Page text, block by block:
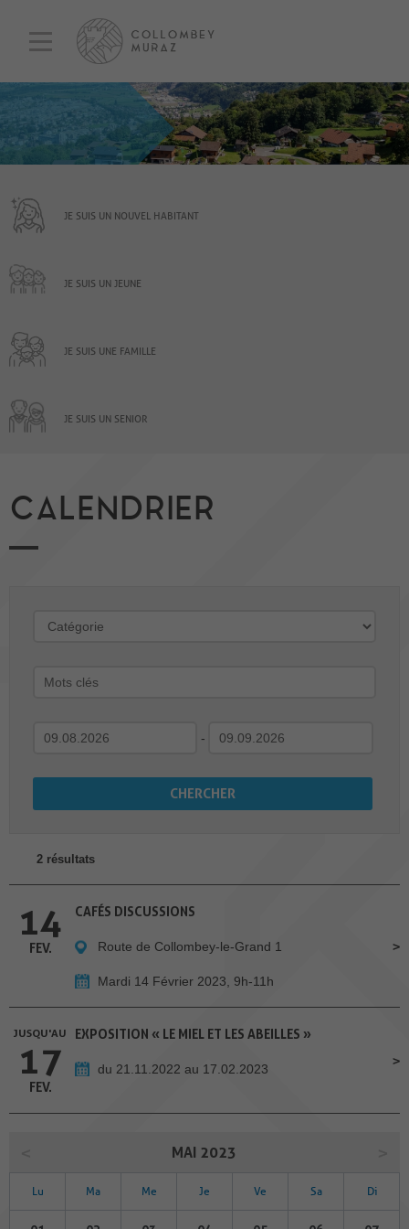
JE SUIS UN NOUVEL HABITANT
JE SUIS UN JEUNE
JE SUIS UNE FAMILLE
JE SUIS UN SENIOR
CALENDRIER
-
2 résultats
14
FEV.
CAFÉS DISCUSSIONS
Route de Collombey-le-Grand 1
Mardi 14 Février 2023, 9h-11h
JUSQU'AU
17
FEV.
EXPOSITION « LE MIEL ET LES ABEILLES »
du 21.11.2022 au 17.02.2023
MAI 2023
Lu Ma Me Je Ve Sa Di